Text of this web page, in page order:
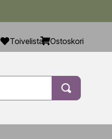
Toivelista Ostoskori